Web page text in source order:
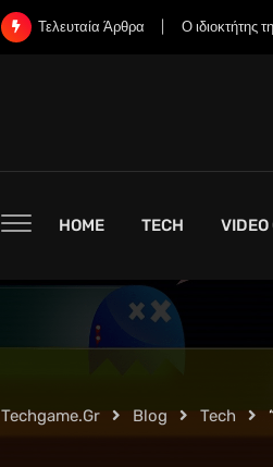
Τελευταία ΆρθραΟ ιδιοκτήτης της
HOME TECH VIDEO
Techgame.gr Blog Tech